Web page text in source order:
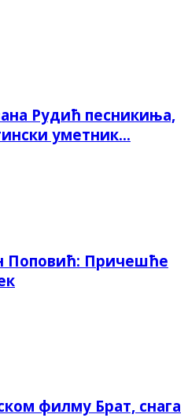
Рудић песникиња,
уметник...
Поповић: Причешће
филму Брат, снага